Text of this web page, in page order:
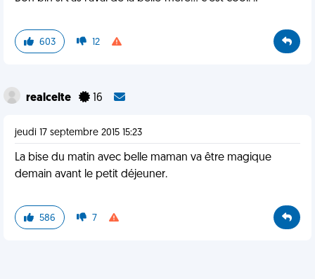
603 12
realcelte 16
jeudi 17 septembre 2015 15:23
La bise du matin avec belle maman va être magique
demain avant le petit déjeuner.
586 7